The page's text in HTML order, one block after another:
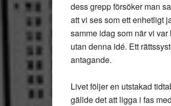
dess grepp försöker man
att vi ses som ett enhetligt
samme idag som när vi
utan denna idé. Ett
antagande.
Livet följer en utstakad
gällde det att ligga i fas